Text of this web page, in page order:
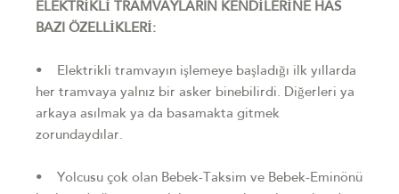
ELEKTRİKLİ TRAMVAYLARIN KENDİLERİNE HAS
BAZI ÖZELLİKLERİ:
• Elektrikli tramvayın işlemeye başladığı ilk yıllarda
her tramvaya yalnız bir asker binebilirdi. Diğerleri ya
arkaya asılmak ya da basamakta gitmek
zorundaydılar.
• Yolcusu çok olan Bebek-Taksim ve Bebek-Eminönü